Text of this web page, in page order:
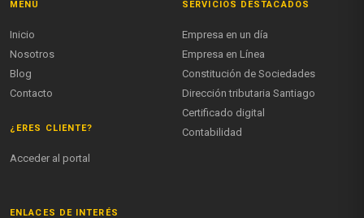
MENÚ
Inicio
Nosotros
Blog
Contacto
¿ERES CLIENTE?
Acceder al portal
SERVICIOS DESTACADOS
Empresa en un día
Empresa en Línea
Constitución de Sociedades
Dirección tributaria Santiago
Certificado digital
Contabilidad
ENLACES DE INTERÉS